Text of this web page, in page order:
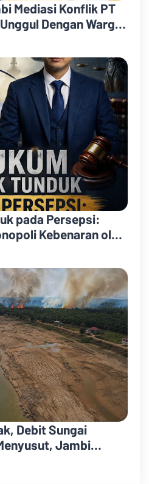
Mediasi Konflik PT
Dengan Warga
pada Persepsi:
Kebenaran oleh
Debit Sungai
Jambi
Air Bersih dan